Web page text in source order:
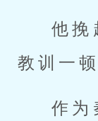
他挽
教训一
作为